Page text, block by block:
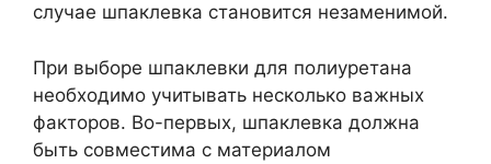
случае шпаклевка становится незаменимой.
При выборе шпаклевки для полиуретана
необходимо учитывать несколько важных
факторов. Во-первых, шпаклевка должна
быть совместима с материалом